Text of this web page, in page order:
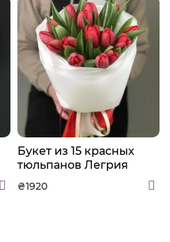
Букет из 15 красных
тюльпанов Легрия
₴1920